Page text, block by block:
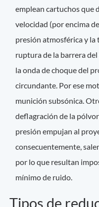
emplean cartuchos que
velocidad (por encima
presión atmosférica y
ruptura de la barrera
la onda de choque del
circundante. Por ese
munición subsónica.
deflagración de la
presión empujan al
consecuentemente,
por lo que resultan
mínimo de ruido.
Tipos de